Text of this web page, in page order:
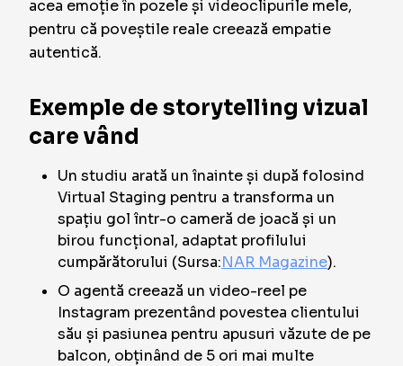
acea emoție în pozele și videoclipurile mele,
pentru că poveștile reale creează empatie
autentică.
Exemple de storytelling vizual
care vând
Un studiu arată un înainte și după folosind
Virtual Staging pentru a transforma un
spațiu gol într-o cameră de joacă și un
birou funcțional, adaptat profilului
cumpărătorului (Sursa:NAR Magazine).
O agentă creează un video-reel pe
Instagram prezentând povestea clientului
său și pasiunea pentru apusuri văzute de pe
balcon, obținând de 5 ori mai multe